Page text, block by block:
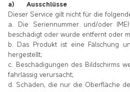
a) Ausschlüsse
Dieser Service gilt nicht für die
a. Die Seriennummer und/oder
beschädigt oder wurde entfernt oder
b. Das Produkt ist eine Fälschung
hergestellt;
c. Beschädigungen des Bildschirms
fahrlässig verursacht;
d. Schäden, die nur die Oberfläche